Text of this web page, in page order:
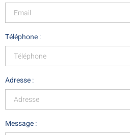
Téléphone :
Adresse :
Message :